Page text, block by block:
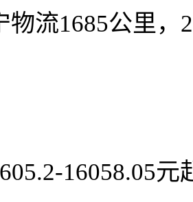
物流1685公里
16058.05